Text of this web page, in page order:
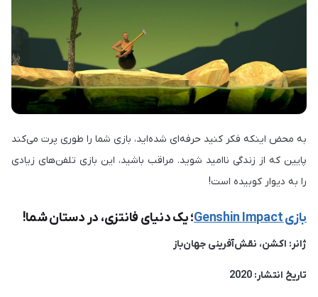
به محض اینکه فکر کنید حرفه‌ای شده‌اید، بازی شما را طوری پرت می‌کند
پایین که از زندگی ناامید شوید. مراقب باشید، این بازی تلفن‌های زیادی
را به دیوار کوبیده است!
بازی Genshin Impact ؛ یک دنیای فانتزی، در دستان شما!
ژانر: اکشن، نقش‌آفرینی جهان‌باز
تاریخ انتشار: 2020